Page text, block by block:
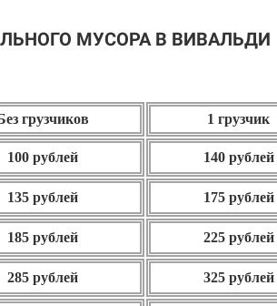
МУСОРА В ВИВАЛЬДИ
грузчиков 1 грузчик
100 рублей 140 рублей
135 рублей 175 рублей
185 рублей 225 рублей
285 рублей 325 рублей